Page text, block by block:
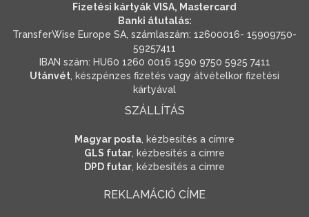
Fizetési kártyák VISA, Mastercard
Banki átutalás:
TransferWise Europe SA, számlaszám: 12600016- 15909750-
59257411
IBAN szám: HU60 1260 0016 1590 9750 5925 7411
Utánvét , készpénzes fizetés vagy átvételkor fizetési
kártyával
SZÁLLÍTÁS
Magyar posta , kézbesítés a címre
GLS futar , kézbesítés a címre
DPD futar , kézbesítés a címre
REKLAMÁCIÓ CÍME